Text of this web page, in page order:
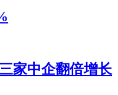
家中企翻倍增长